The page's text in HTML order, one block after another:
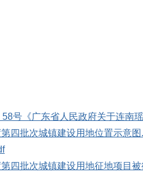
号《广东省人民政府关于连南
四批次城镇建设用地位置示意图
四批次城镇建设用地征地项目